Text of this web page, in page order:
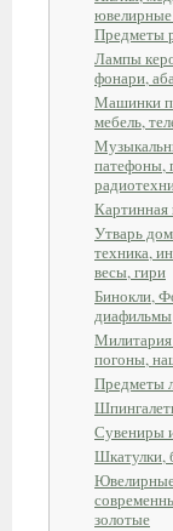
ювелирные
Предметы
Лампы
фонари,
Машинки
мебель,
патефоны,
Картинная
Утварь
техника,
весы, гири
Бинокли,
диафильмы
погоны,
Предметы
Сувениры
Шкатулки,
золотые